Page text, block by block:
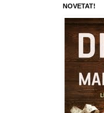
NOVETAT!